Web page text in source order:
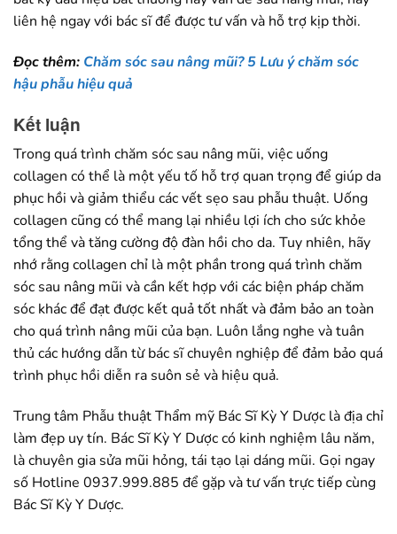
liên hệ ngay với bác sĩ để được tư vấn và hỗ trợ kịp thời.
Đọc thêm: Chăm sóc sau nâng mũi? 5 Lưu ý chăm sóc
hậu phẫu hiệu quả
Kết luận
Trong quá trình chăm sóc sau nâng mũi, việc uống
collagen có thể là một yếu tố hỗ trợ quan trọng để giúp da
phục hồi và giảm thiểu các vết sẹo sau phẫu thuật. Uống
collagen cũng có thể mang lại nhiều lợi ích cho sức khỏe
tổng thể và tăng cường độ đàn hồi cho da. Tuy nhiên, hãy
nhớ rằng collagen chỉ là một phần trong quá trình chăm
sóc sau nâng mũi và cần kết hợp với các biện pháp chăm
sóc khác để đạt được kết quả tốt nhất và đảm bảo an toàn
cho quá trình nâng mũi của bạn. Luôn lắng nghe và tuân
thủ các hướng dẫn từ bác sĩ chuyên nghiệp để đảm bảo quá
trình phục hồi diễn ra suôn sẻ và hiệu quả.
Trung tâm Phẫu thuật Thẩm mỹ Bác Sĩ Kỳ Y Dược là địa chỉ
làm đẹp uy tín. Bác Sĩ Kỳ Y Dược có kinh nghiệm lâu năm,
là chuyên gia sửa mũi hỏng, tái tạo lại dáng mũi. Gọi ngay
số Hotline 0937.999.885 để gặp và tư vấn trực tiếp cùng
Bác Sĩ Kỳ Y Dược.